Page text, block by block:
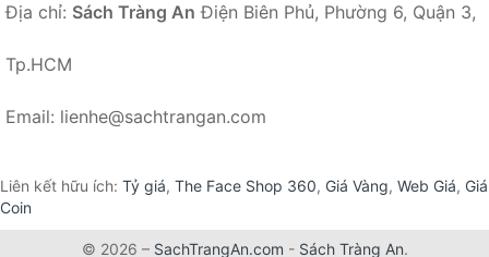
Địa chỉ: Sách Tràng An Điện Biên Phủ, Phường 6, Quận 3,
Tp.HCM
Email: lienhe@sachtrangan.com
Liên kết hữu ích: Tỷ giá, The Face Shop 360, Giá Vàng, Web Giá, Giá
Coin
© 2026 – SachTrangAn.com - Sách Tràng An.